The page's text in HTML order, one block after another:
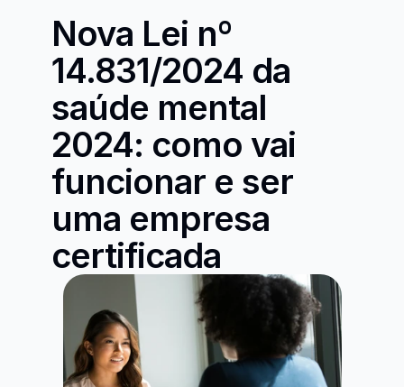
Nova Lei nº
14.831/2024 da
saúde mental
2024: como vai
funcionar e ser
uma empresa
certificada